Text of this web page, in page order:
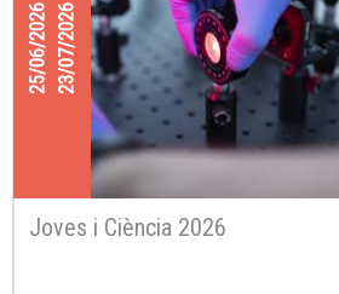
25/06/202623/07/2026
Joves i Ciència 2026